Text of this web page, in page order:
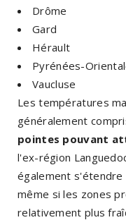
Drôme
Gard
Hérault
Pyrénées-
Vaucluse
Les températures
généralement
pointes pouvant
l'ex-région
également s'étendre
même si les zones
relativement plus